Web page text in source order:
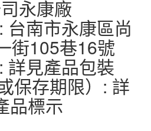
永康廠
台南市永康區尚
街105巷16號
詳見產品包裝
保存期限）: 詳
品標示